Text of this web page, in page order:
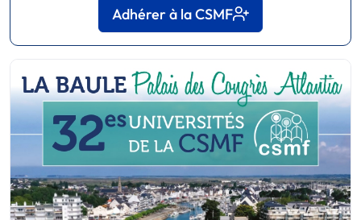
Adhérer à la CSMF